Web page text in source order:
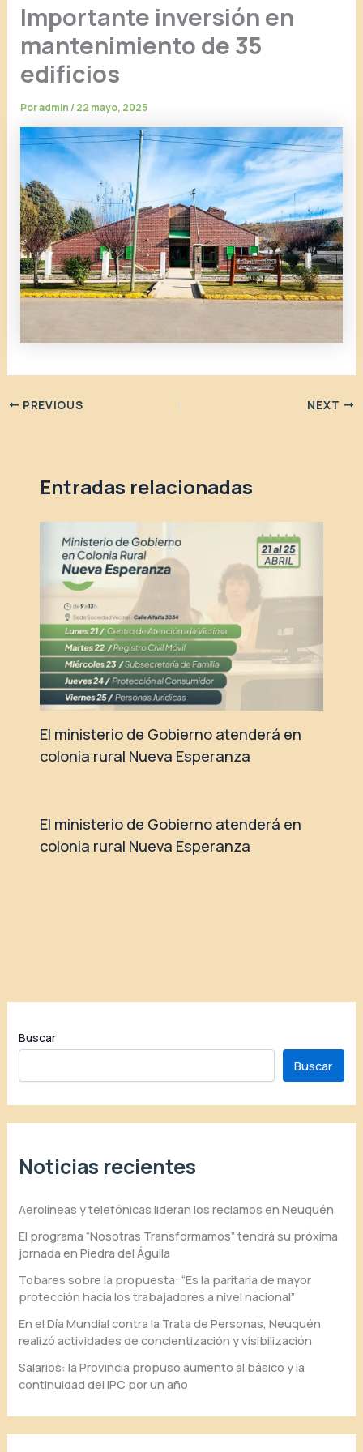
Importante inversión en
mantenimiento de 35
edificios
Poradmin/22 mayo, 2025
PREVIOUS NEXT
Entradas relacionadas
El ministerio de Gobierno atenderá en
colonia rural Nueva Esperanza
El ministerio de Gobierno atenderá en
colonia rural Nueva Esperanza
Buscar
Buscar
Noticias recientes
Aerolíneas y telefónicas lideran los reclamos en Neuquén
El programa “Nosotras Transformamos” tendrá su próxima
jornada en Piedra del Águila
Tobares sobre la propuesta: “Es la paritaria de mayor
protección hacia los trabajadores a nivel nacional”
En el Día Mundial contra la Trata de Personas, Neuquén
realizó actividades de concientización y visibilización
Salarios: la Provincia propuso aumento al básico y la
continuidad del IPC por un año